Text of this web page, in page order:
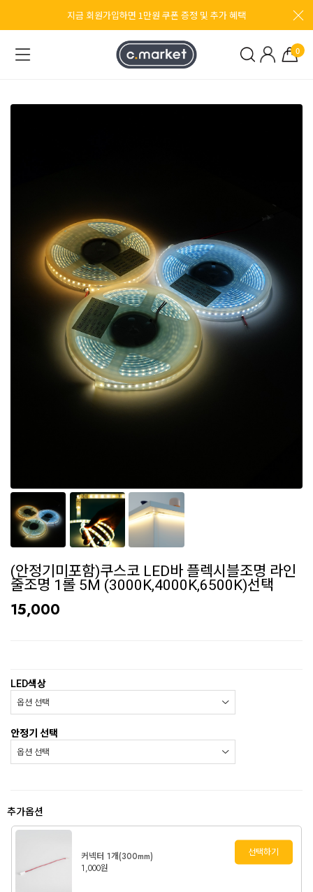
지금 회원가입하면 1만원 쿠폰 증정 및 추가 혜택
0
(안정기미포함)쿠스코 LED바 플렉시블조명 라인
줄조명 1롤 5M (3000K,4000K,6500K)선택
15,000
LED색상
안정기 선택
추가옵션
커넥터 1개(300mm)
1,000원
선택하기